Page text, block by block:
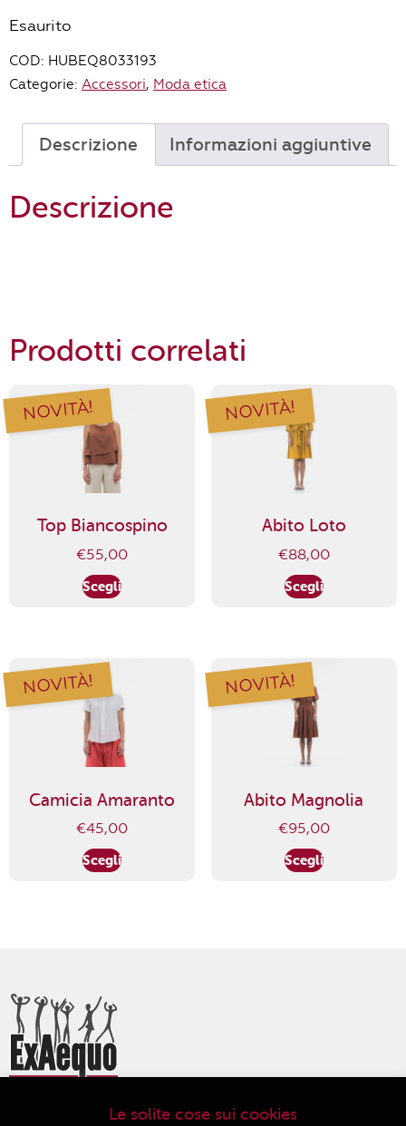
Esaurito
COD: HUBEQ8033193
Categorie: Accessori, Moda etica
Descrizione Informazioni aggiuntive
Descrizione
Prodotti correlati
NOVITÀ!
Top Biancospino
€55,00
Scegli
NOVITÀ!
Abito Loto
€88,00
Scegli
NOVITÀ!
Camicia Amaranto
€45,00
Scegli
NOVITÀ!
Abito Magnolia
€95,00
Scegli
ExAequo Bottega del Mondo Cooperativa Sociale
Le solite cose sui cookies